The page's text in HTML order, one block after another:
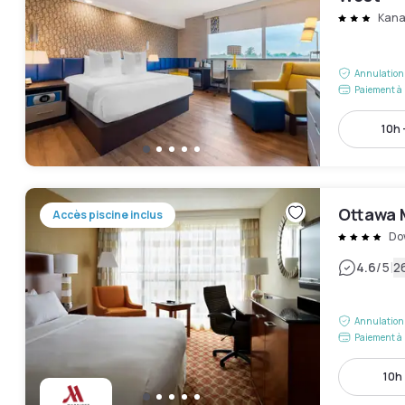
Paiement
10h
Accès piscine inclus Ottawa
4.6/5|
Paiement
10h